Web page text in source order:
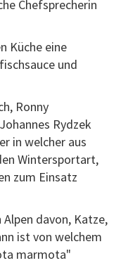
Chefsprecherin
Küche eine
und
Ronny
Rydzek
in welcher aus
Wintersportart,
zum Einsatz
davon, Katze,
ist von welchem
marmota"